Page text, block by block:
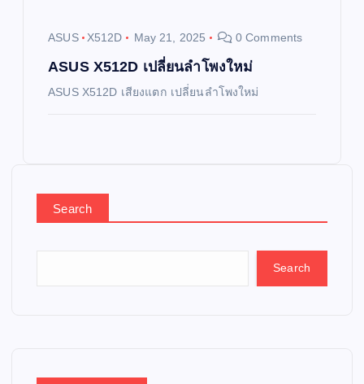
ASUS X512D May 21, 2025 0 Comments
ASUS X512D เปลี่ยนลำโพงใหม่
ASUS X512D เสียงแตก เปลี่ยนลำโพงใหม่
Search
Search